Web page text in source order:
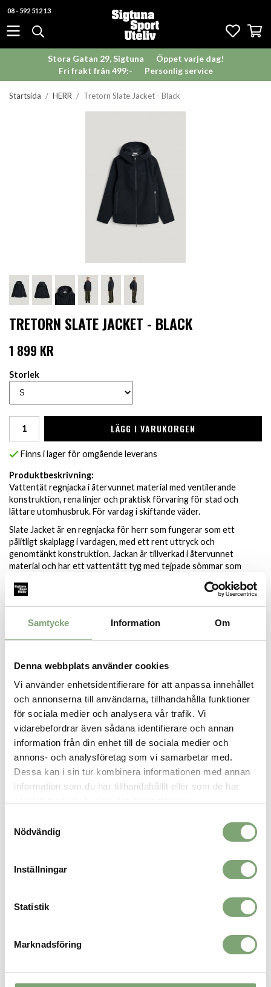
Samtycke Information Om
Denna webbplats använder cookies
Vi använder enhetsidentifierare för att anpassa innehållet
och annonserna till användarna, tillhandahålla funktioner
för sociala medier och analysera vår trafik. Vi
vidarebefordrar även sådana identifierare och annan
information från din enhet till de sociala medier och
annons- och analysföretag som vi samarbetar med.
Dessa kan i sin tur kombinera informationen med annan
information som du har tillhandahållit eller som de har
Nödvändig
Inställningar
Statistik
Marknadsföring
08 - 592 512 13
Stora Gatan 29, Sigtuna
Öppet varje dag!
Fri frakt från 499:-
Personlig service
Startsida / HERR / Tretorn Slate Jacket - Black
TRETORN SLATE JACKET - BLACK
1 899 KR
Storlek
LÄGG I VARUKORGEN
Finns i lager för omgående leverans
Produktbeskrivning:
Vattentät regnjacka i återvunnet material med ventilerande
konstruktion, rena linjer och praktisk förvaring för stad och
lättare utomhusbruk. För vardag i skiftande väder.
Slate Jacket är en regnjacka för herr som fungerar som ett
pålitligt skalplagg i vardagen, med ett rent uttryck och
genomtänkt konstruktion. Jackan är tillverkad i återvunnet
material och har ett vattentätt tyg med tejpade sömmar som
Förvaring finns i form av två framfickor med vattentäta
lika bra i stadsmiljö som vid lättare utomhusaktiviteter.
Vattentät 10 000 mm
Vindtät
Återvunnet
Tejpade sömmar
SPARA SOM FAVORIT
Artikelnummer:
ALTERNATIVA FÄRGER